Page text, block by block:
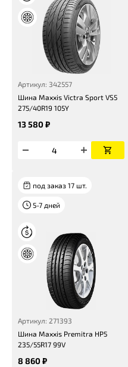
Артикул: 342557
Шина Maxxis Victra Sport VS5
275/40R19 105Y
13 580 ₽
под заказ 17 шт.
5-7 дней
Артикул: 271393
Шина Maxxis Premitra HP5
235/55R17 99V
8 860 ₽